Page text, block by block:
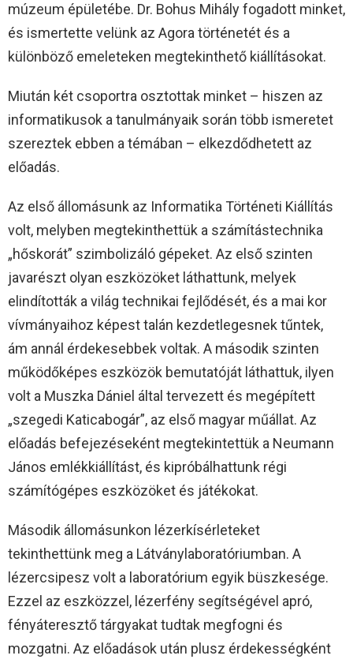
múzeum épületébe. Dr. Bohus Mihály fogadott minket,
és ismertette velünk az Agora történetét és a
különböző emeleteken megtekinthető kiállításokat.
Miután két csoportra osztottak minket – hiszen az
informatikusok a tanulmányaik során több ismeretet
szereztek ebben a témában – elkezdődhetett az
előadás.
Az első állomásunk az Informatika Történeti Kiállítás
volt, melyben megtekinthettük a számítástechnika
„hőskorát” szimbolizáló gépeket. Az első szinten
javarészt olyan eszközöket láthattunk, melyek
elindították a világ technikai fejlődését, és a mai kor
vívmányaihoz képest talán kezdetlegesnek tűntek,
ám annál érdekesebbek voltak. A második szinten
működőképes eszközök bemutatóját láthattuk, ilyen
volt a Muszka Dániel által tervezett és megépített
„szegedi Katicabogár”, az első magyar műállat. Az
előadás befejezéseként megtekintettük a Neumann
János emlékkiállítást, és kipróbálhattunk régi
számítógépes eszközöket és játékokat.
Második állomásunkon lézerkísérleteket
tekinthettünk meg a Látványlaboratóriumban. A
lézercsipesz volt a laboratórium egyik büszkesége.
Ezzel az eszközzel, lézerfény segítségével apró,
fényáteresztő tárgyakat tudtak megfogni és
mozgatni. Az előadások után plusz érdekességként